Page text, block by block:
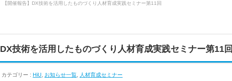
【開催報告】DX技術を活用したものづくり人材育成実践セミナー第11回
DX技術を活用したものづくり人材育成実践セミナー第11回
テゴリー : HiU お知らせ一覧 人材育成セミナー